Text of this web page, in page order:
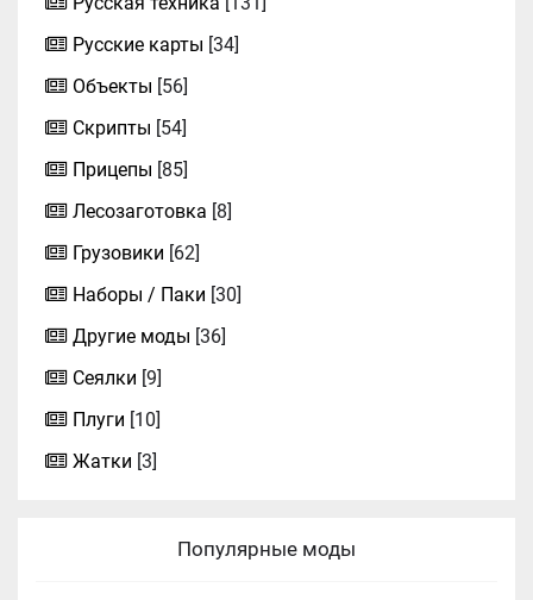
Русские карты [34]
Объекты [56]
Скрипты [54]
Прицепы [85]
Лесозаготовка [8]
Грузовики [62]
Наборы / Паки [30]
Другие моды [36]
Сеялки [9]
Плуги [10]
Жатки [3]
Популярные моды